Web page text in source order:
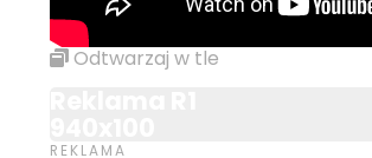
Odtwarzaj w tle